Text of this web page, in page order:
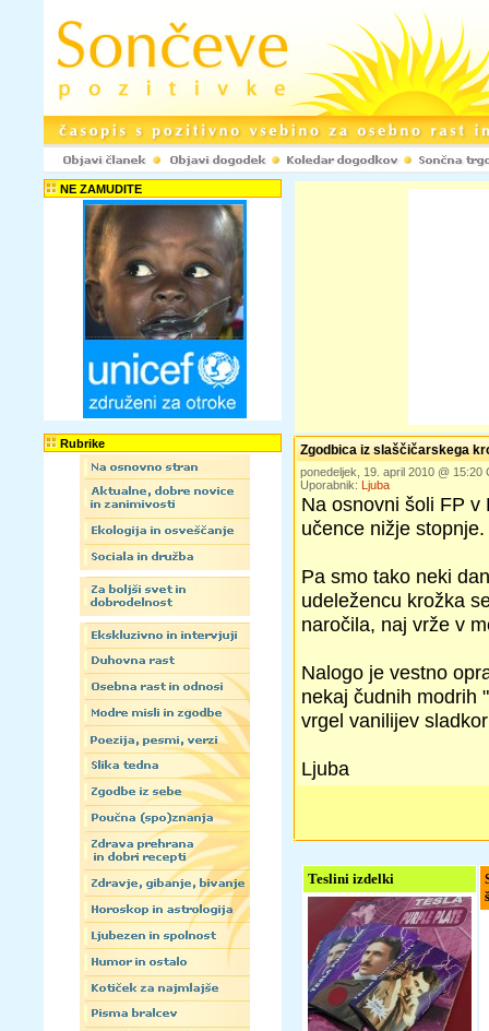
NE ZAMUDITE
Rubrike Zgodbica iz slaščičarskega
ponedeljek, 19. april 2010 @ 15:20
Uporabnik: Ljuba
Na osnovni šoli FP v
učence nižje stopnje.
Pa smo tako neki
udeležencu krožka
naročila, naj vrže v
Nalogo je vestno
nekaj čudnih modrih
vrgel vanilijev
Ljuba
Teslini izdelki